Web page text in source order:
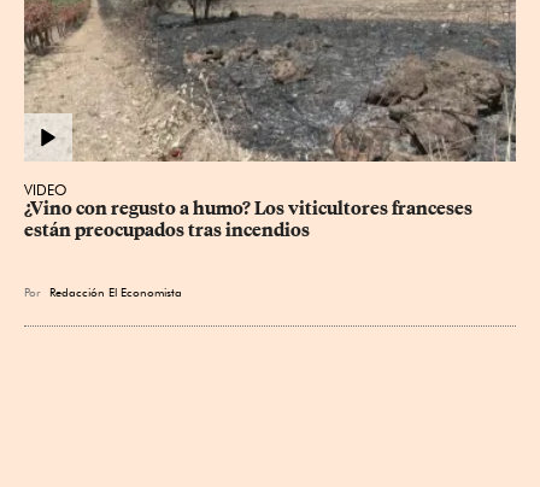
VIDEO
¿Vino con regusto a humo? Los viticultores franceses
están preocupados tras incendios
Por Redacción El Economista